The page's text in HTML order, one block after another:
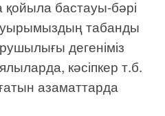
қойыла бастауы-бәрі
табанды
дегеніміз
кәсіпкер т.б.
азаматтарда